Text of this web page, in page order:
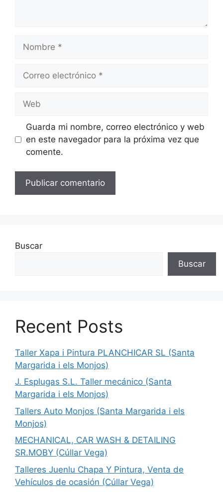
Nombre
Correo
Web
Guarda mi nombre, correo electrónico y web
en este navegador para la próxima vez que
comente.
Buscar
Buscar
Recent Posts
Taller Xapa i Pintura PLANCHICAR SL (Santa
Margarida i els Monjos)
J. Esplugas S.L. Taller mecánico (Santa
Margarida i els Monjos)
Tallers Auto Monjos (Santa Margarida i els
Monjos)
MECHANICAL, CAR WASH & DETAILING
SR.MOBY (Cúllar Vega)
Talleres Juenlu Chapa Y Pintura, Venta de
Vehículos de ocasión (Cúllar Vega)